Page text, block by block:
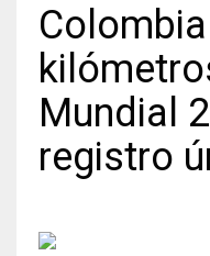
Mundial
registro